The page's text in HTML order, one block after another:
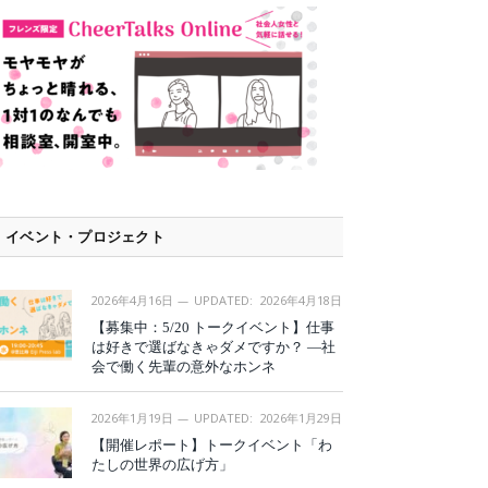
イベント・プロジェクト
2026年4月16日 UPDATED: 2026年4月18日
【募集中：5/20 トークイベント】仕事
は好きで選ばなきゃダメですか？ —社
会で働く先輩の意外なホンネ
2026年1月19日 UPDATED: 2026年1月29日
【開催レポート】トークイベント「わ
たしの世界の広げ方」